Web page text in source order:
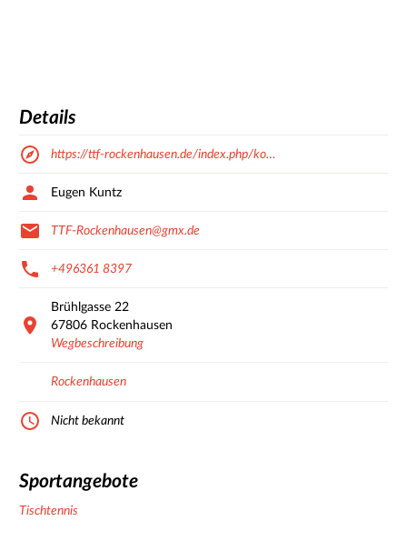
Details
https://ttf-rockenhausen.de/index.php/ko…
Eugen Kuntz
TTF-Rockenhausen@gmx.de
+496361 8397
Brühlgasse 22
67806 Rockenhausen
Wegbeschreibung
Rockenhausen
Nicht bekannt
Sportangebote
Tischtennis